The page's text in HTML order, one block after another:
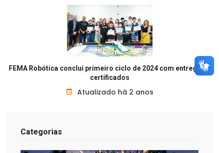
FEMA Robótica conclui primeiro ciclo de 2024 com entrega de
certificados
Atualizado há 2 anos
Categorias